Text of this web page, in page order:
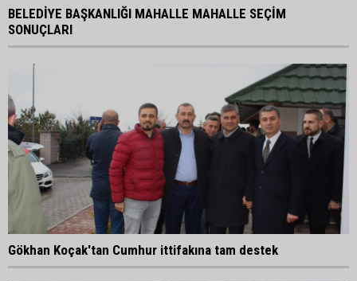
BELEDİYE BAŞKANLIĞI MAHALLE MAHALLE SEÇİM
SONUÇLARI
Gökhan Koçak'tan Cumhur ittifakına tam destek